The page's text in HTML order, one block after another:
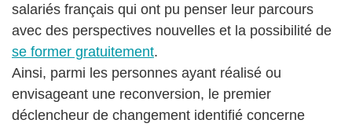
salariés français qui ont pu penser leur parcours
avec des perspectives nouvelles et la possibilité de
se former gratuitement.
Ainsi, parmi les personnes ayant réalisé ou
envisageant une reconversion, le premier
déclencheur de changement identifié concerne